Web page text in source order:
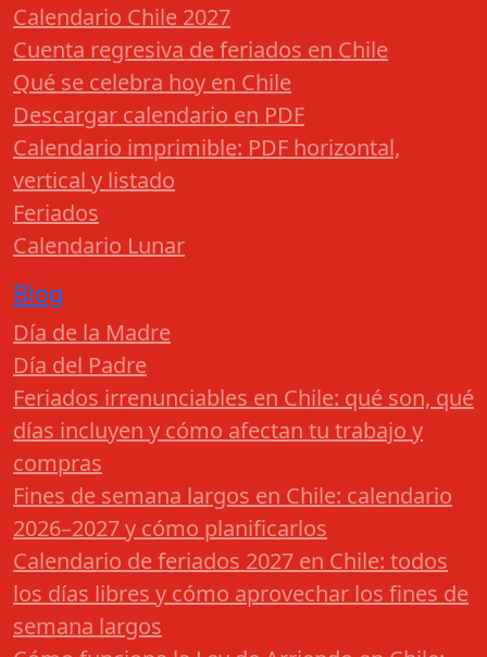
Calendario Chile 2027
Cuenta regresiva de feriados en Chile
Qué se celebra hoy en Chile
Descargar calendario en PDF
Calendario imprimible: PDF horizontal,
vertical y listado
Feriados
Calendario Lunar
Blog
Día de la Madre
Día del Padre
Feriados irrenunciables en Chile: qué son, qué
días incluyen y cómo afectan tu trabajo y
compras
Fines de semana largos en Chile: calendario
2026–2027 y cómo planificarlos
Calendario de feriados 2027 en Chile: todos
los días libres y cómo aprovechar los fines de
semana largos